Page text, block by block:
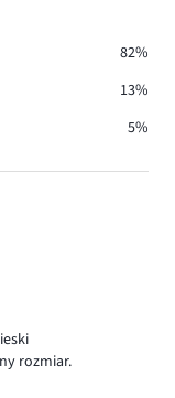
rozmiar.
82%
13%
5%